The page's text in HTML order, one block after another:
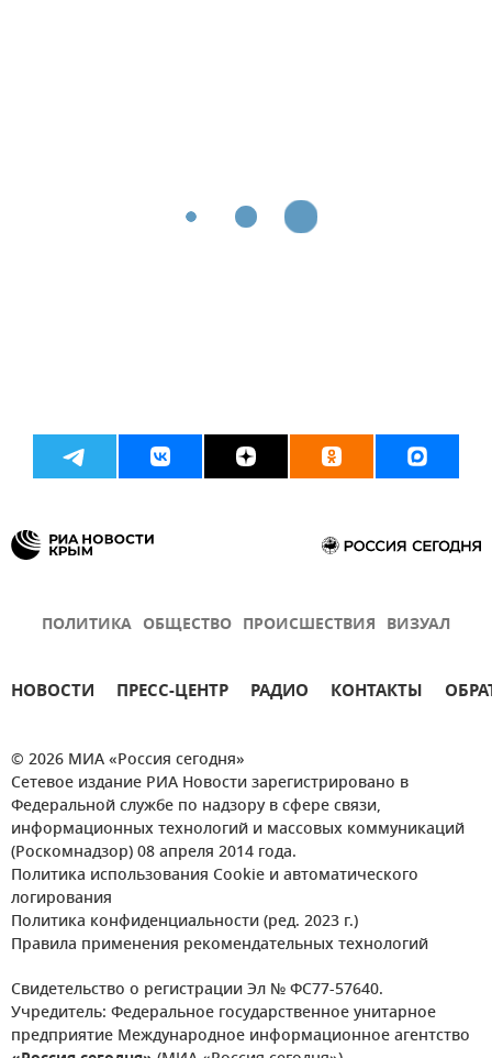
ПОЛИТИКА ОБЩЕСТВО ПРОИСШЕСТВИЯ ВИЗУАЛ
НОВОСТИ ПРЕСС-ЦЕНТР РАДИО КОНТАКТЫ
© 2026 МИА «Россия сегодня»
Сетевое издание РИА Новости зарегистрировано в
Федеральной службе по надзору в сфере связи,
информационных технологий и массовых коммуникаций
(Роскомнадзор) 08 апреля 2014 года.
Политика использования Cookie и автоматического
логирования
Политика конфиденциальности (ред. 2023 г.)
Правила применения рекомендательных технологий
Свидетельство о регистрации Эл № ФС77-57640.
Учредитель: Федеральное государственное унитарное
предприятие Международное информационное агентство